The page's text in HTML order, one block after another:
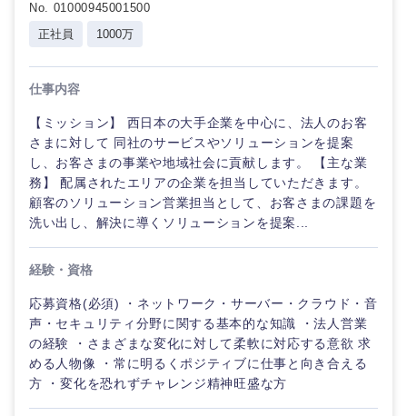
中国・四国地方
鳥取県 島根県
No. 01000945001500
正社員
1000万
仕事内容
【ミッション】 西日本の大手企業を中心に、法人のお客
さまに対して 同社のサービスやソリューションを提案
し、お客さまの事業や地域社会に貢献します。 【主な業
務】 配属されたエリアの企業を担当していただきます。
顧客のソリューション営業担当として、お客さまの課題を
洗い出し、解決に導くソリューションを提案...
経験・資格
応募資格(必須) ・ネットワーク・サーバー・クラウド・音
声・セキュリティ分野に関する基本的な知識 ・法人営業
の経験 ・さまざまな変化に対して柔軟に対応する意欲 求
める人物像 ・常に明るくポジティブに仕事と向き合える
方 ・変化を恐れずチャレンジ精神旺盛な方